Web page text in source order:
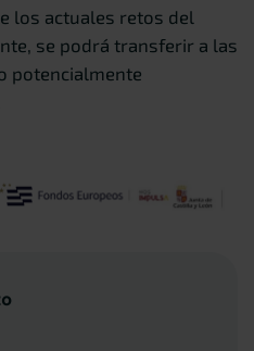
los actuales retos del
se podrá transferir a las
potencialmente